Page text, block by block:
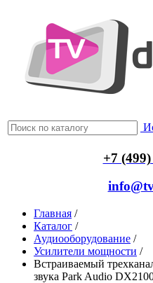
+7
Главная /
Каталог /
Аудиооборудование /
Усилители мощности /
Встраиваемый
звука Park Audio